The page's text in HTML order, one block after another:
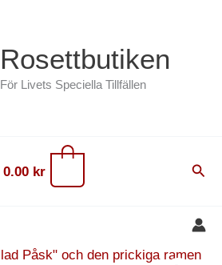
Rosettbutiken
För Livets Speciella Tillfällen
0.00 kr Sök